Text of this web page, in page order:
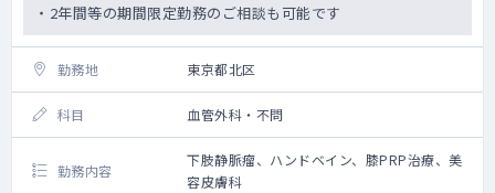
・2年間等の期間限定勤務のご相談も可能です
勤務地 東京都北区
科目 血管外科・不問
勤務内容
下肢静脈瘤、ハンドベイン、膝PRP治療、美
容皮膚科